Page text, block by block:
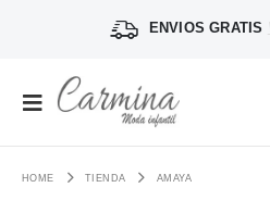
ENVIOS GRATIS
HOME TIENDA AMAYA